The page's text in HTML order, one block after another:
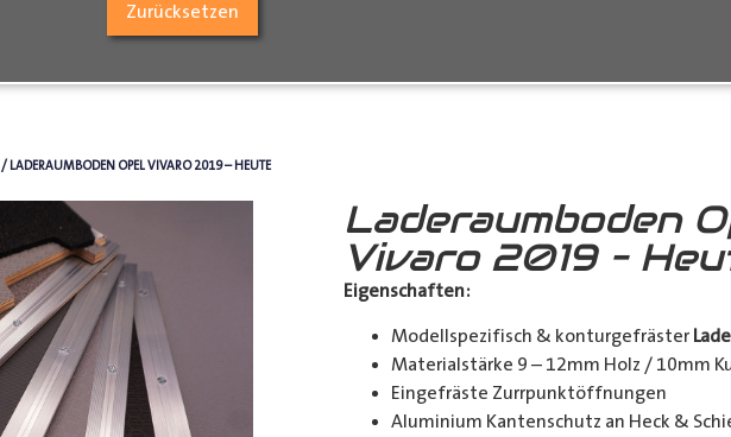
Zurücksetzen
/ LADERAUMBODEN OPEL VIVARO 2019 – HEUTE
Laderaumboden
Vivaro 2019 –
Eigenschaften:
Modellspezifisch & konturgefräster
Materialstärke 9 – 12mm Holz / 10mm
Eingefräste Zurrpunktöffnungen
Aluminium Kantenschutz an Heck &